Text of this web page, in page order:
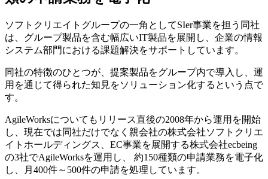
ソフトクリエイトグループの一角としてSIer事業を担う同社
は、グループ製品を含む幅広いIT製品を展開し、企業の情報
システム部門における課題解決をサポートしています。
同社の特徴のひとつが、提案製品をグループ内で導入し、運
用を通じて得られた知見をソリューション化するという点で
す。
AgileWorksについてもリリース直後の2008年から運用を開始
し、現在では同社だけでなく親会社の株式会社ソフトクリエ
イトホールディングス、EC事業を展開する株式会社ecbeing
の3社でAgileWorksを運用し、 約150種類の申請業務を電子化
し、月400件～500件の申請を処理しています。